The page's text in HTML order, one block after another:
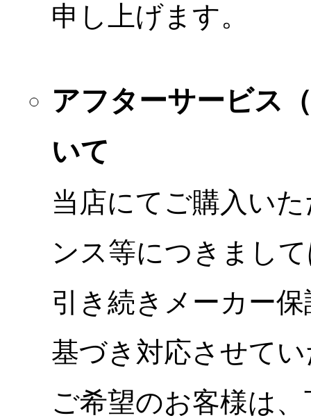
申し上げます。
アフターサービス
いて
当店にてご購入い
ンス等につきまし
引き続きメーカー
基づき対応させて
ご希望のお客様は